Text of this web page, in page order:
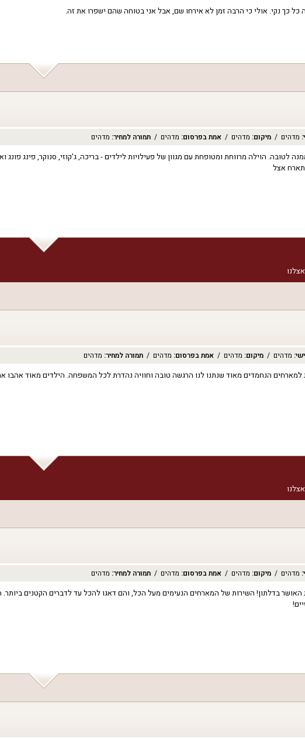
כל כך נקי. אולי כי הרבה זמן לא אירחו שם, אבל אני בטוחה שהם ישפרו את זה.
: מדהים מיקום: מדהים אמת בפרסום: מדהים תמורה למחיר: מדהים
לטובה. הוילה מרווחת ומטופחת עם מגוון של פעילויות לילדים - בריכה, ג'קוזי, סנוקר, פינג
אצל
: מדהים מיקום: מדהים אמת בפרסום: מדהים תמורה למחיר: מדהים
למארחים הנחמדים מאוד שנתנו לנו הרגשה טובה וחוויה נהדרת לכל המשפחה. הילדים מאוד
: מדהים מיקום: מדהים אמת בפרסום: מדהים תמורה למחיר: מדהים
האושר בדלתון! השירות של המארחים הנעימים מעל הכל, והם דאגו להכל עד לדברים הקטנים